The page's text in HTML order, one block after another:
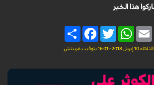
هذا الخبر
Share
FacebookTwitter
WhatsAppEmail
10 إبريل 2018 - 16:01 بتوقيت غرينتش